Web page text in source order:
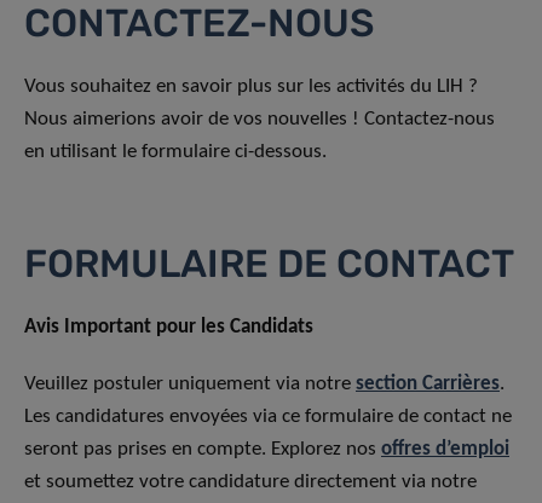
CONTACTEZ-NOUS
Vous souhaitez en savoir plus sur les activités du LIH ?
Nous aimerions avoir de vos nouvelles ! Contactez-nous
en utilisant le formulaire ci-dessous.
FORMULAIRE DE CONTACT
Avis Important pour les Candidats
Veuillez postuler uniquement via notre section Carrières.
Les candidatures envoyées via ce formulaire de contact ne
seront pas prises en compte. Explorez nos offres d’emploi
et soumettez votre candidature directement via notre